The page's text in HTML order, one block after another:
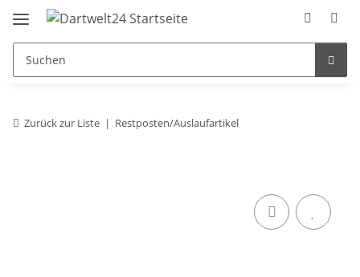
Zurück zur Liste Restposten/Auslaufartikel